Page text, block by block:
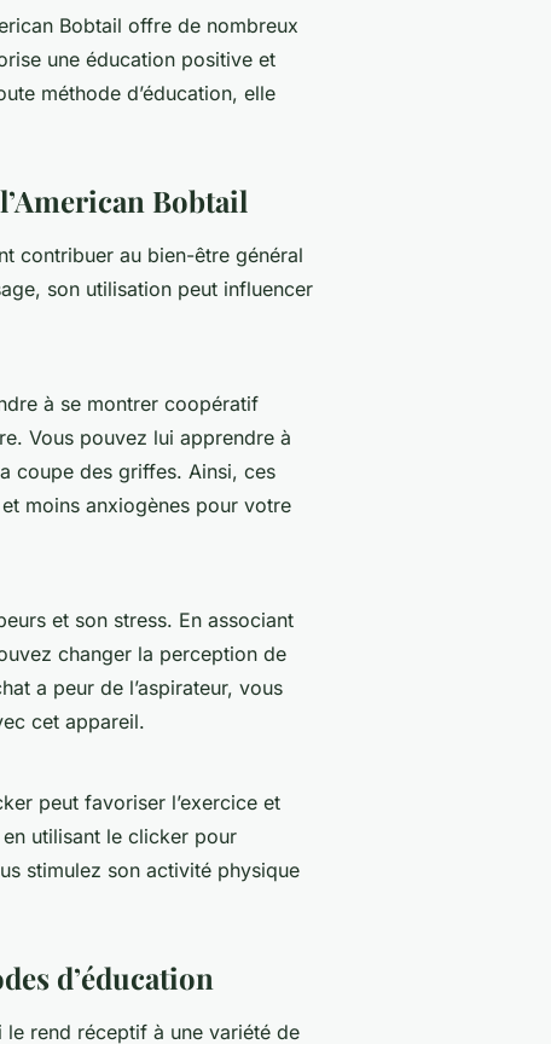
Bobtail offre de nombreux
une éducation positive et
méthode d’éducation, elle
Bobtail
contribuer au bien-être général
son utilisation peut influencer
à se montrer coopératif
Vous pouvez lui apprendre à
coupe des griffes. Ainsi, ces
moins anxiogènes pour votre
et son stress. En associant
changer la perception de
a peur de l’aspirateur, vous
cet appareil.
peut favoriser l’exercice et
utilisant le clicker pour
stimulez son activité physique
d’éducation
le rend réceptif à une variété de